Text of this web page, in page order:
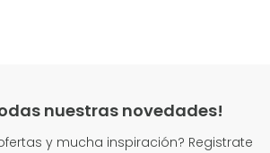
nuestras novedades!
y mucha inspiración? Registrate